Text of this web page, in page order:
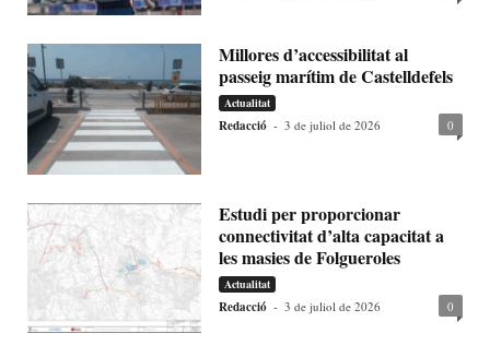
Millores d’accessibilitat al
passeig marítim de Castelldefels
Actualitat
Redacció - 3 de juliol de 2026 0
Estudi per proporcionar
connectivitat d’alta capacitat a
les masies de Folgueroles
Actualitat
Redacció - 3 de juliol de 2026 0